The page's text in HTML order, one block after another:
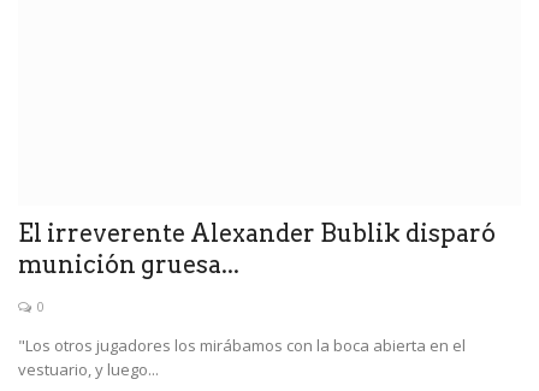
El irreverente Alexander Bublik disparó
munición gruesa...
0
"Los otros jugadores los mirábamos con la boca abierta en el
vestuario, y luego...